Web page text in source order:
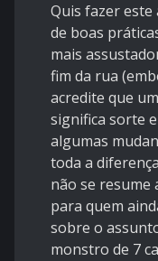
Quis fazer
de boas
mais
fim da rua
acredite que
significa sorte
algumas
toda a
não se resume
para quem
sobre o
monstro de 7